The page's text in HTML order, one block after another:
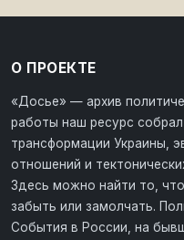
О ПРОЕКТЕ
«Досье» — архив
работы наш ресурс
трансформации Украины,
отношений и
Здесь можно найти то,
забыть или замолчать.
События в России, на